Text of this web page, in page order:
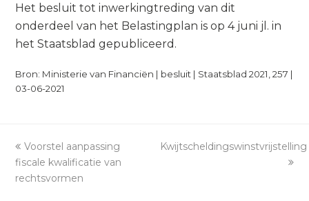
Het besluit tot inwerkingtreding van dit
onderdeel van het Belastingplan is op 4 juni jl. in
het Staatsblad gepubliceerd.
Bron: Ministerie van Financiën | besluit | Staatsblad 2021, 257 |
03-06-2021
previous
post:
Voorstel aanpassing
fiscale kwalificatie van
rechtsvormen
next
Kwijtscheldingswinstvrijstelling